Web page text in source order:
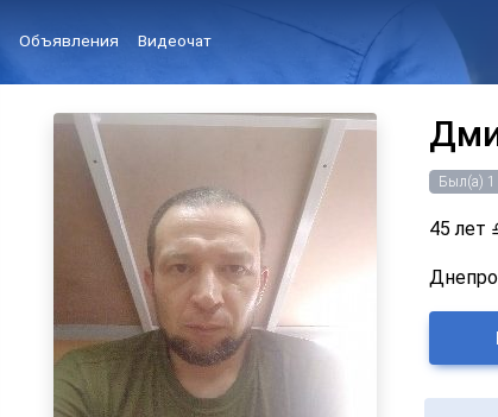
Объявления Видеочат
Был(а) 1
45 лет